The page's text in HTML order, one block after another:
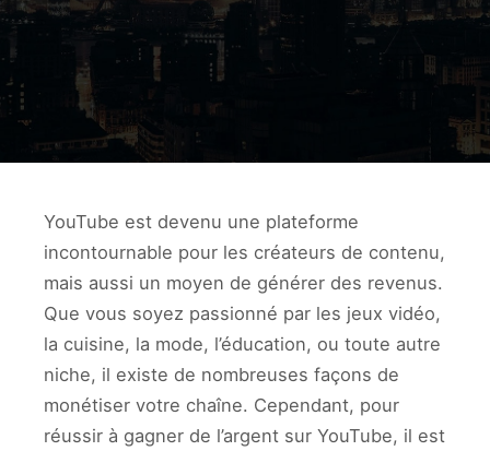
YouTube est devenu une plateforme
incontournable pour les créateurs de contenu,
mais aussi un moyen de générer des revenus.
Que vous soyez passionné par les jeux vidéo,
la cuisine, la mode, l’éducation, ou toute autre
niche, il existe de nombreuses façons de
monétiser votre chaîne. Cependant, pour
réussir à gagner de l’argent sur YouTube, il est